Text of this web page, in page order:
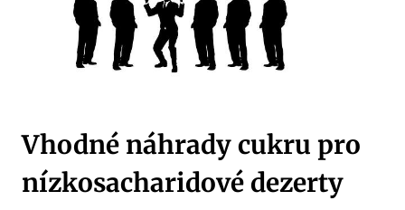
Vhodné náhrady cukru pro
nízkosacharidové dezerty